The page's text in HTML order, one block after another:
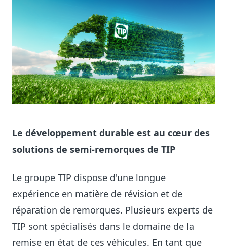
Le développement durable est au cœur des
solutions de semi-remorques de TIP
Le groupe TIP dispose d'une longue
expérience en matière de révision et de
réparation de remorques. Plusieurs experts de
TIP sont spécialisés dans le domaine de la
remise en état de ces véhicules. En tant que